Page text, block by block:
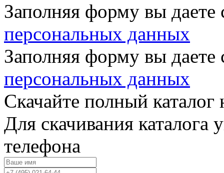
Заполняя форму вы даете
персональных данных
Заполняя форму вы даете
персональных данных
Скачайте полный
Для скачивания
телефона